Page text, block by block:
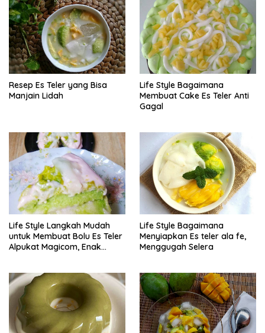
Resep Es Teler yang Bisa
Manjain Lidah
Life Style Bagaimana
Membuat Cake Es Teler Anti
Gagal
Life Style Langkah Mudah
untuk Membuat Bolu Es Teler
Alpukat Magicom, Enak
Life Style Bagaimana
Menyiapkan Es teler ala fe,
Menggugah Selera